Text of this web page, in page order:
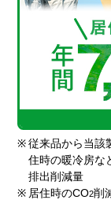
※ 従来品から当該
住時の暖冷房な
排出削減量
※ 居住時のCO2削